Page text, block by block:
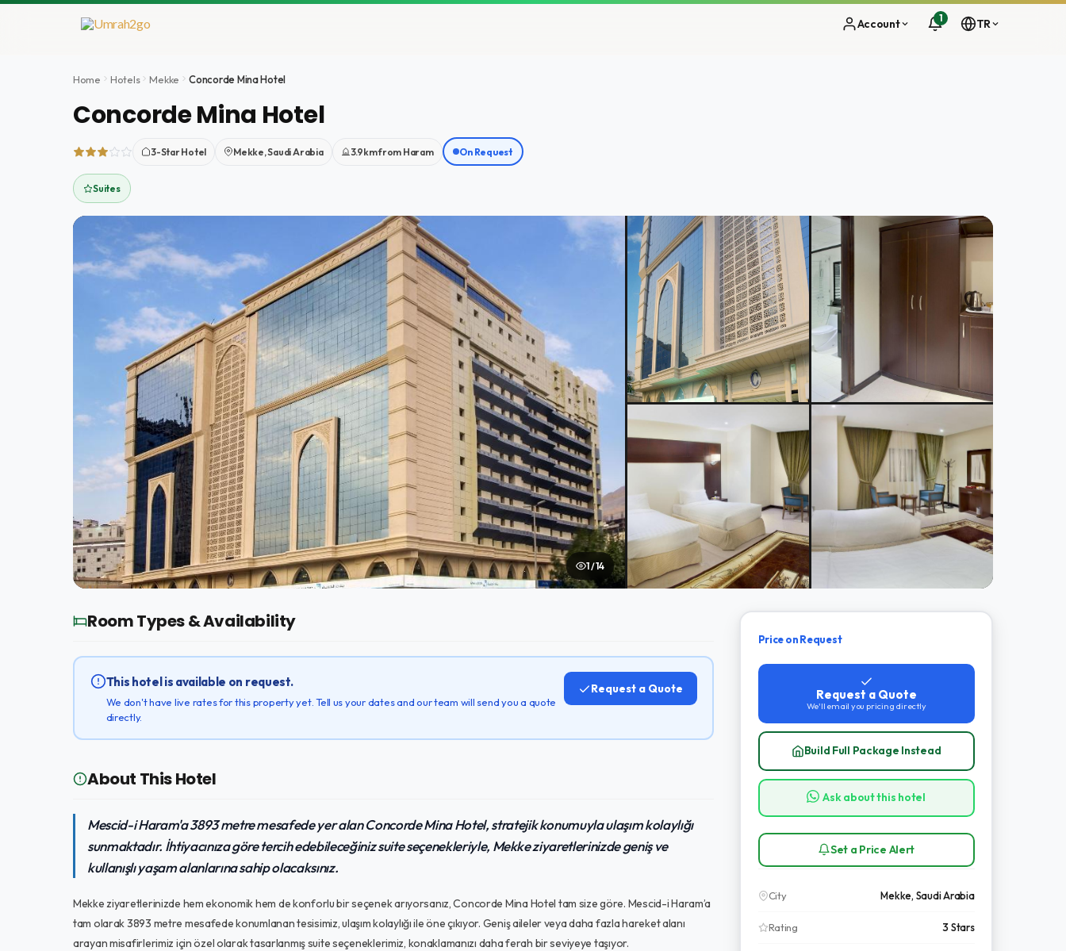
İçeriğe
Account 1 TR
Home Hotels Mekke Concorde Mina Hotel
Concorde Mina Hotel
3-Star Hotel Mekke, Saudi Arabia 3.9km from Haram On Request
Suites
1 / 14
Room Types & Availability
This hotel is available on request.
We don't have live rates for this property yet. Tell us your dates and our team will send you a quote
directly.
Request a Quote
About This Hotel
Mescid-i Haram'a 3893 metre mesafede yer alan Concorde Mina Hotel, stratejik konumuyla ulaşım kolaylığı
sunmaktadır. İhtiyacınıza göre tercih edebileceğiniz suite seçenekleriyle, Mekke ziyaretlerinizde geniş ve
kullanışlı yaşam alanlarına sahip olacaksınız.
Mekke ziyaretlerinizde hem ekonomik hem de konforlu bir seçenek arıyorsanız, Concorde Mina Hotel tam size göre. Mescid-i Haram’a
tam olarak 3893 metre mesafede konumlanan tesisimiz, ulaşım kolaylığı ile öne çıkıyor. Geniş aileler veya daha fazla hareket alanı
arayan misafirlerimiz için özel olarak tasarlanmış suite seçeneklerimiz, konaklamanızı daha ferah bir seviyeye taşıyor.
Price on Request
Request a Quote
We'll email you pricing directly
Build Full Package Instead
Ask about this hotel
Set a Price Alert
City Mekke, Saudi Arabia
Rating 3 Stars